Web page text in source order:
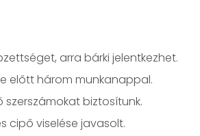
arra bárki jelentkezhet.
előtt három munkanappal.
biztosítunk.
cipő viselése javasolt.